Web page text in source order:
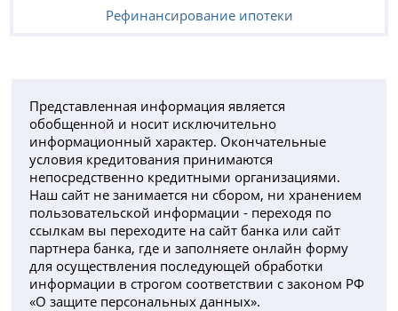
Рефинансирование ипотеки
Представленная информация является
обобщенной и носит исключительно
информационный характер. Окончательные
условия кредитования принимаются
непосредственно кредитными организациями.
Наш сайт не занимается ни сбором, ни хранением
пользовательской информации - переходя по
ссылкам вы переходите на сайт банка или сайт
партнера банка, где и заполняете онлайн форму
для осуществления последующей обработки
информации в строгом соответствии с законом РФ
«О защите персональных данных».